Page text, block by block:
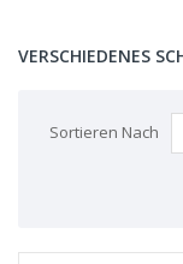
VERSCHIEDENES
Sortieren Nach